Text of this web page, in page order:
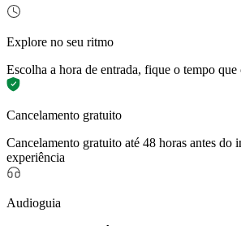
Explore no seu ritmo
Escolha a hora de entrada, fique o tempo que
Cancelamento gratuito
Cancelamento gratuito até 48 horas antes do
experiência
Audioguia